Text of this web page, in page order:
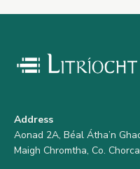
Address
Aonad 2A, Béal Átha’n
Maigh Chromtha, Co.